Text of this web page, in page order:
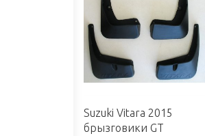
Suzuki Vitara 2015
брызговики GT